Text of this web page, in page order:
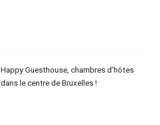
Happy Guesthouse, chambres d’hôtes
dans le centre de Bruxelles !